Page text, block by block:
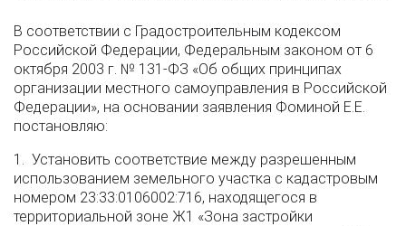
В соответствии с Градостроительным кодексом
Российской Федерации, Федеральным законом от 6
октября 2003 г. № 131-ФЗ «Об общих принципах
организации местного самоуправления в Российской
Федерации», на основании заявления Фоминой Е.Е.
постановляю:
1. Установить соответствие между разрешенным
использованием земельного участка с кадастровым
номером 23:33:0106002:716, находящегося в
территориальной зоне Ж1 «Зона застройки